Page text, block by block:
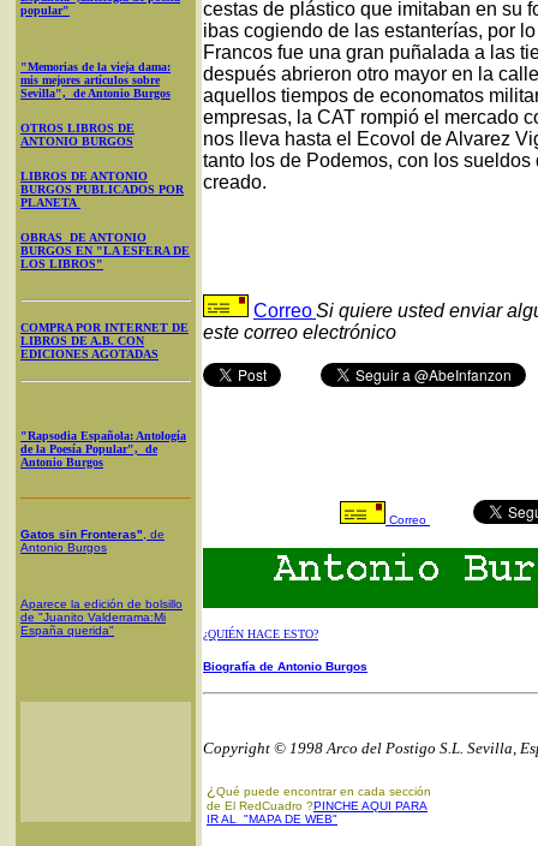
popular"
"Memorias de la vieja dama:
mis mejores artículos sobre
Sevilla", de Antonio Burgos
OTROS LIBROS DE
ANTONIO BURGOS
LIBROS DE ANTONIO
BURGOS PUBLICADOS POR
PLANETA
OBRAS DE ANTONIO
BURGOS EN "LA ESFERA DE
LOS LIBROS"
COMPRA POR INTERNET DE
LIBROS DE A.B. CON
EDICIONES AGOTADAS
"Rapsodia Española: Antología
de la Poesía Popular", de
Antonio Burgos
Gatos sin Fronteras" , de
Antonio Burgos
Aparece la edición de bolsillo
de "Juanito Valderrama:Mi
España querida"
cestas de plástico que imitaban en su
ibas cogiendo de las estanterías, por
Francos fue una gran puñalada a las
después abrieron otro mayor en la
aquellos tiempos de economatos
empresas, la CAT rompió el mercado
nos lleva hasta el Ecovol de Alvarez
tanto los de Podemos, con los
creado.
CorreoSi quiere usted enviar
este correo electrónico
Correo
¿QUIÉN HACE ESTO?
Biografía de Antonio Burgos
Copyright © 1998 Arco del Postigo S.L. Sevilla,
¿ Qué puede encontrar en cada sección
de El RedCuadro ?PINCHE AQUI PARA
IR AL "MAPA DE WEB"